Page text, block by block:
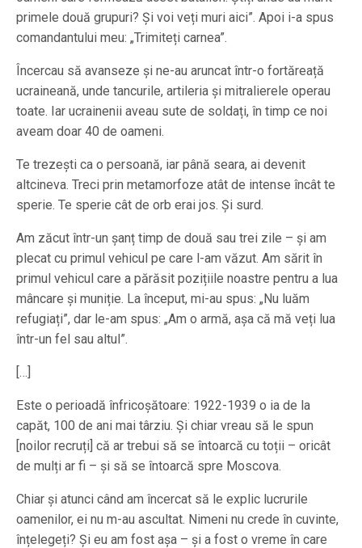
primele două grupuri? Și voi veți muri aici”. Apoi i-a spus
comandantului meu: „Trimiteți carnea”.
Încercau să avanseze și ne-au aruncat într-o fortăreață
ucraineană, unde tancurile, artileria și mitralierele operau
toate. Iar ucrainenii aveau sute de soldați, în timp ce noi
aveam doar 40 de oameni.
Te trezești ca o persoană, iar până seara, ai devenit
altcineva. Treci prin metamorfoze atât de intense încât te
sperie. Te sperie cât de orb erai jos. Și surd.
Am zăcut într-un șanț timp de două sau trei zile – și am
plecat cu primul vehicul pe care l-am văzut. Am sărit în
primul vehicul care a părăsit pozițiile noastre pentru a lua
mâncare și muniție. La început, mi-au spus: „Nu luăm
refugiați”, dar le-am spus: „Am o armă, așa că mă veți lua
într-un fel sau altul”.
[…]
Este o perioadă înfricoșătoare: 1922-1939 o ia de la
capăt, 100 de ani mai târziu. Și chiar vreau să le spun
[noilor recruți] că ar trebui să se întoarcă cu toții – oricât
de mulți ar fi – și să se întoarcă spre Moscova.
Chiar și atunci când am încercat să le explic lucrurile
oamenilor, ei nu m-au ascultat. Nimeni nu crede în cuvinte,
înțelegeți? Și eu am fost așa – și a fost o vreme în care